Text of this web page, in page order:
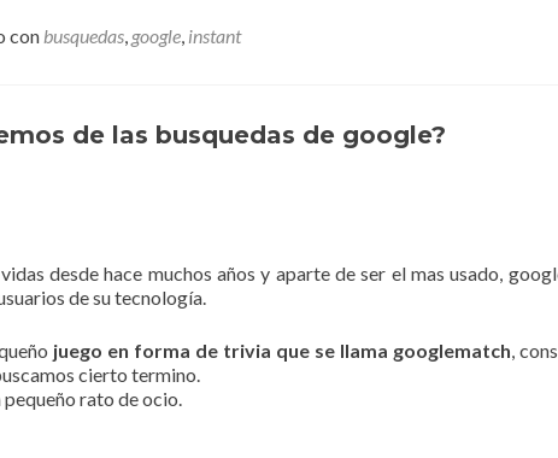
con busquedas, google, instant
de las busquedas de google?
desde hace muchos años y aparte de ser el mas usado,
de su tecnología.
juego en forma de trivia que se llama googlematch,
cierto termino.
pequeño rato de ocio.